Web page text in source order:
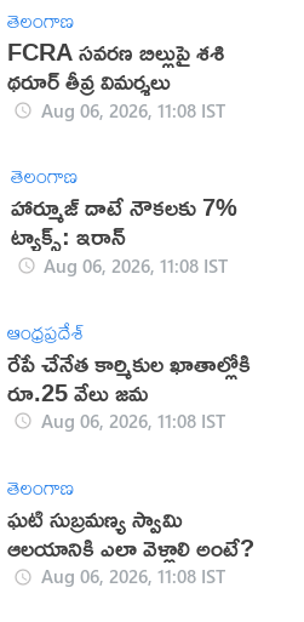
తెలంగాణ
FCRA సవరణ బిల్లుపై శశి
థరూర్ తీవ్ర విమర్శలు
Aug 06, 2026, 11:08 IST
తెలంగాణ
హార్మూజ్ దాటే నౌకలకు 7%
ట్యాక్స్: ఇరాన్
Aug 06, 2026, 11:08 IST
ఆంధ్రప్రదేశ్
రేపే చేనేత కార్మికుల ఖాతాల్లోకి
రూ.25 వేలు జమ
Aug 06, 2026, 11:08 IST
తెలంగాణ
ఘటి సుబ్రమణ్య స్వామి
ఆలయానికి ఎలా వెళ్లాలి అంటే?
Aug 06, 2026, 11:08 IST